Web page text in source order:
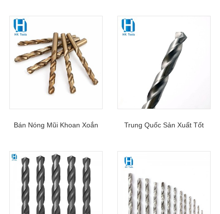
Bán Nóng Mũi Khoan Xoắn
Thân Thẳng Để Khoan Kim
Loại
Trung Quốc Sản Xuất Tốt
Khoan Xoắn HSS 6542
Cobalt Kích Thước 1/16″ – 1″